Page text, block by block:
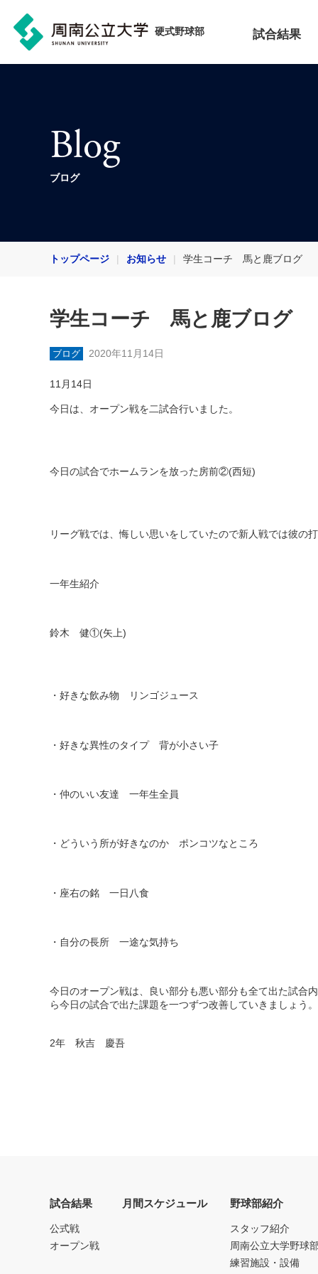
硬式野球部 試合結果
Blog
ブログ
トップページ お知らせ 学生コーチ 馬と鹿ブログ
学生コーチ 馬と鹿ブログ
ブログ 2020年11月14日
11月14日
今日は、オープン戦を二試合行いました。
今日の試合でホームランを放った房前②(西短)
リーグ戦では、悔しい思いをしていたので新人戦では彼の
一年生紹介
鈴木 健①(矢上)
・好きな飲み物 リンゴジュース
・好きな異性のタイプ 背が小さい子
・仲のいい友達 一年生全員
・どういう所が好きなのか ポンコツなところ
・座右の銘 一日八食
・自分の長所 一途な気持ち
今日のオープン戦は、良い部分も悪い部分も全て出た試合
ら今日の試合で出た課題を一つずつ改善していきましょう。
2年 秋吉 慶吾
試合結果
公式戦
オープン戦
月間スケジュール 野球部紹介
スタッフ紹介
周南公立大学野球
練習施設・設備